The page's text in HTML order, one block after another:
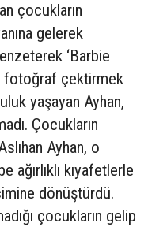
çocukların
gelerek
‘Barbie
fotoğraf çektirmek
yaşayan Ayhan,
Çocukların
Ayhan, o
ağırlıklı kıyafetlerle
dönüştürdü.
çocukların gelip